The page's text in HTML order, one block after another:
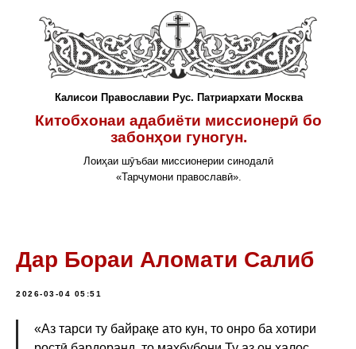
Калисои Православии Рус. Патриархати Москва
Китобхонаи адабиёти миссионерӣ бо
забонҳои гуногун.
Лоиҳаи шӯъбаи миссионерии синодалӣ
«Тарҷумони православӣ».
Дар Бораи Аломати Салиб
2026-03-04 05:51
«Аз тарси ту байрақе ато кун, то онро ба хотири